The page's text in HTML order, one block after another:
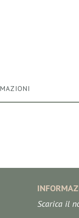
Scarica il